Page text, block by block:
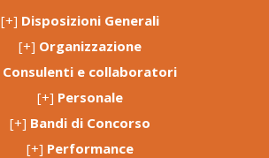
[+] Disposizioni Generali
[+] Organizzazione
Consulenti e collaboratori
[+] Personale
[+] Bandi di Concorso
[+] Performance